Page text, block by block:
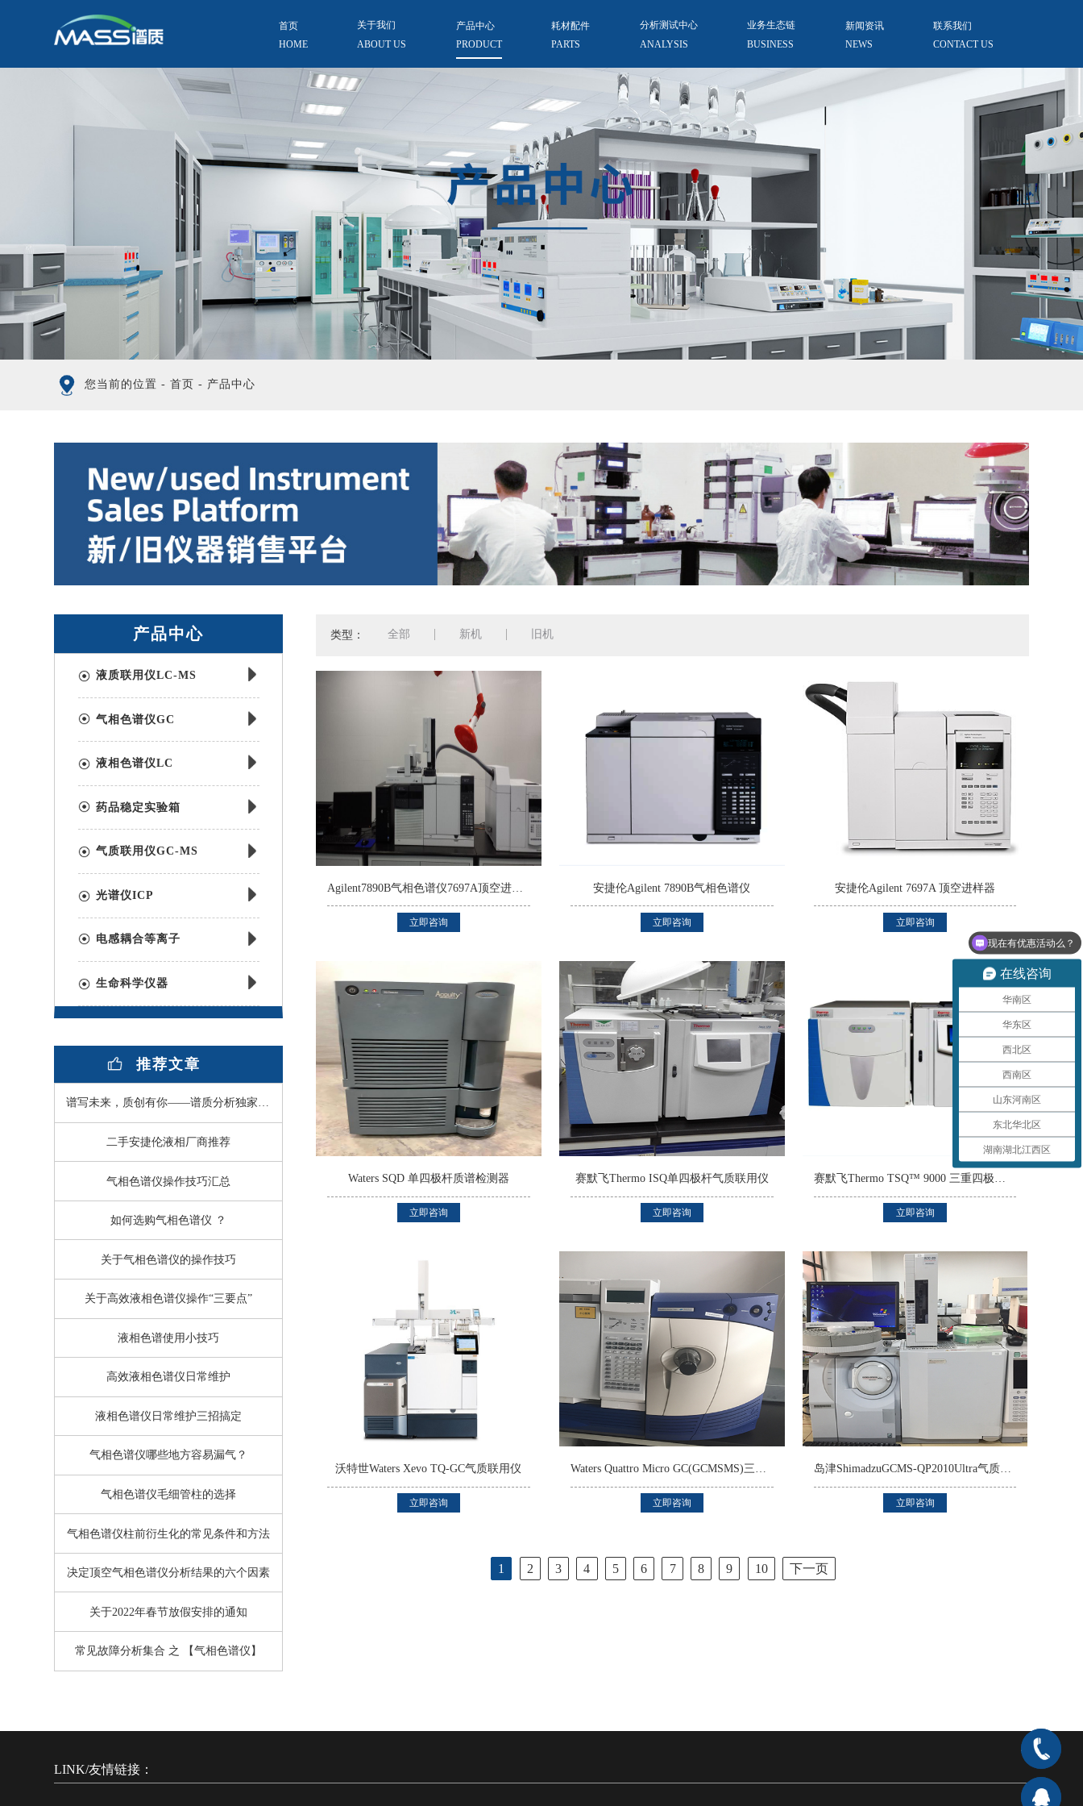
首页
HOME
关于我们
ABOUT US
产品中心
PRODUCT
耗材配件
PARTS
分析测试中心
ANALYSIS
业务生态链
BUSINESS
新闻资讯
NEWS
联系我们
CONTACT US
您当前的位置 - 首页 - 产品中心
产品中心
液质联用仪LC-MS
气相色谱仪GC
液相色谱仪LC
药品稳定实验箱
气质联用仪GC-MS
光谱仪ICP
电感耦合等离子
生命科学仪器
推荐文章
谱写未来，质创有你——谱质分析独家冠名的指尖上的仪器第二届全国英雄大会圆满落幕
二手安捷伦液相厂商推荐
气相色谱仪操作技巧汇总
如何选购气相色谱仪 ？
关于气相色谱仪的操作技巧
关于高效液相色谱仪操作“三要点”
液相色谱使用小技巧
高效液相色谱仪日常维护
液相色谱仪日常维护三招搞定
气相色谱仪哪些地方容易漏气？
气相色谱仪毛细管柱的选择
气相色谱仪柱前衍生化的常见条件和方法
决定顶空气相色谱仪分析结果的六个因素
关于2022年春节放假安排的通知
常见故障分析集合 之 【气相色谱仪】
类型： 全部 新机 旧机
Agilent7890B气相色谱仪7697A顶空进样器
立即咨询
安捷伦Agilent 7890B气相色谱仪
立即咨询
安捷伦Agilent 7697A 顶空进样器
立即咨询
Waters SQD 单四极杆质谱检测器
立即咨询
赛默飞Thermo ISQ单四极杆气质联用仪
立即咨询
赛默飞Thermo TSQ™ 9000 三重四极杆气质联用仪
立即咨询
沃特世Waters Xevo TQ-GC气质联用仪
立即咨询
Waters Quattro Micro GC(GCMSMS)三重四极杆气质联用仪
立即咨询
岛津ShimadzuGCMS-QP2010Ultra气质联用仪
立即咨询
1 2 3 4 5 6 7 8 9 10 下一页
LINK/友情链接：
400-
666-
在线客
在线咨询
华南区
华东区
西北区
西南区
山东河南区
东北华北区
湖南湖北江西区
现在有优惠活动么？